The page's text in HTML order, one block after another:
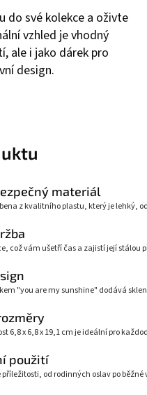
do své kolekce a oživte
vzhled je vhodný
ale i jako dárek pro
design.
materiál
z kvalitního plastu, který je lehký,
což vám ušetří čas a zajistí její stálou
"you are my sunshine" dodává
6,8 x 6,8 x 19,1 cm je ideální pro
použití
příležitosti, od rodinných oslav po běžné